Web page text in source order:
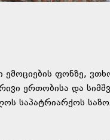
ემოციების ფონზე,
ერთობისა და
საპატრიარქოს